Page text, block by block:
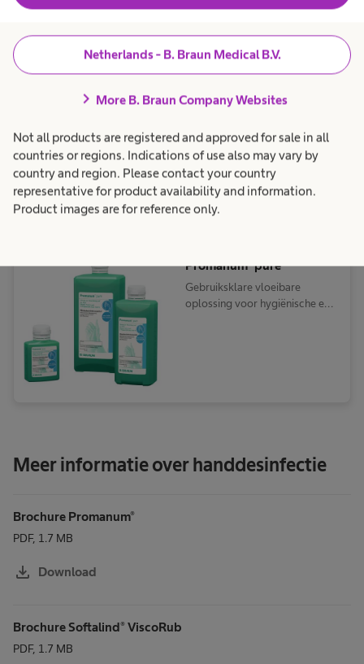
Netherlands - B. Braun Medical B.V.
chevron_right More B. Braun Company Websites
Not all products are registered and approved for sale in all
countries or regions. Indications of use also may vary by
country and region. Please contact your country
representative for product availability and information.
Product images are for reference only.
marieke.janssen@bbraun.com
+31 (0)6 222 30 802
Producten handdesinfectie
Promanum® pure
Gebruiksklare vloeibare
oplossing voor hygiënische en
Meer informatie over handdesinfectie
Brochure Promanum®
PDF, 1.7 MB
download Download
Brochure Softalind® ViscoRub
PDF, 1.7 MB